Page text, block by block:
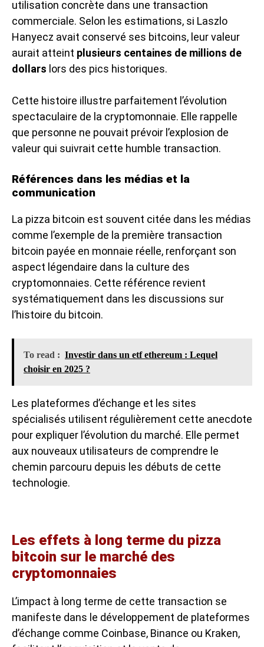
utilisation concrète dans une transaction
commerciale. Selon les estimations, si Laszlo
Hanyecz avait conservé ses bitcoins, leur valeur
aurait atteint plusieurs centaines de millions de
dollars lors des pics historiques.
Cette histoire illustre parfaitement l’évolution
spectaculaire de la cryptomonnaie. Elle rappelle
que personne ne pouvait prévoir l’explosion de
valeur qui suivrait cette humble transaction.
Références dans les médias et la
communication
La pizza bitcoin est souvent citée dans les médias
comme l’exemple de la première transaction
bitcoin payée en monnaie réelle, renforçant son
aspect légendaire dans la culture des
cryptomonnaies. Cette référence revient
systématiquement dans les discussions sur
l’histoire du bitcoin.
To read : Investir dans un etf ethereum : Lequel
choisir en 2025 ?
Les plateformes d’échange et les sites
spécialisés utilisent régulièrement cette anecdote
pour expliquer l’évolution du marché. Elle permet
aux nouveaux utilisateurs de comprendre le
chemin parcouru depuis les débuts de cette
technologie.
Les effets à long terme du pizza
bitcoin sur le marché des
cryptomonnaies
L’impact à long terme de cette transaction se
manifeste dans le développement de plateformes
d’échange comme Coinbase, Binance ou Kraken,